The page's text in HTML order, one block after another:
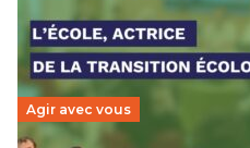
Agir avec vous